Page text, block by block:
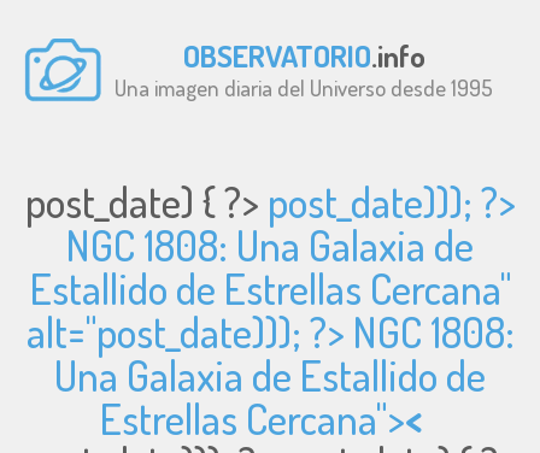
OBSERVATORIO.info
Una imagen diaria del Universo desde 1995
post_date) { ?> post_date))); ?>
NGC 1808: Una Galaxia de
Estallido de Estrellas Cercana"
alt="post_date))); ?> NGC 1808:
Una Galaxia de Estallido de
Estrellas Cercana"><